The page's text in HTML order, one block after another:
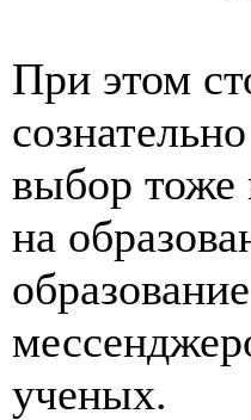
При этом
выбор тоже
на
ученых.